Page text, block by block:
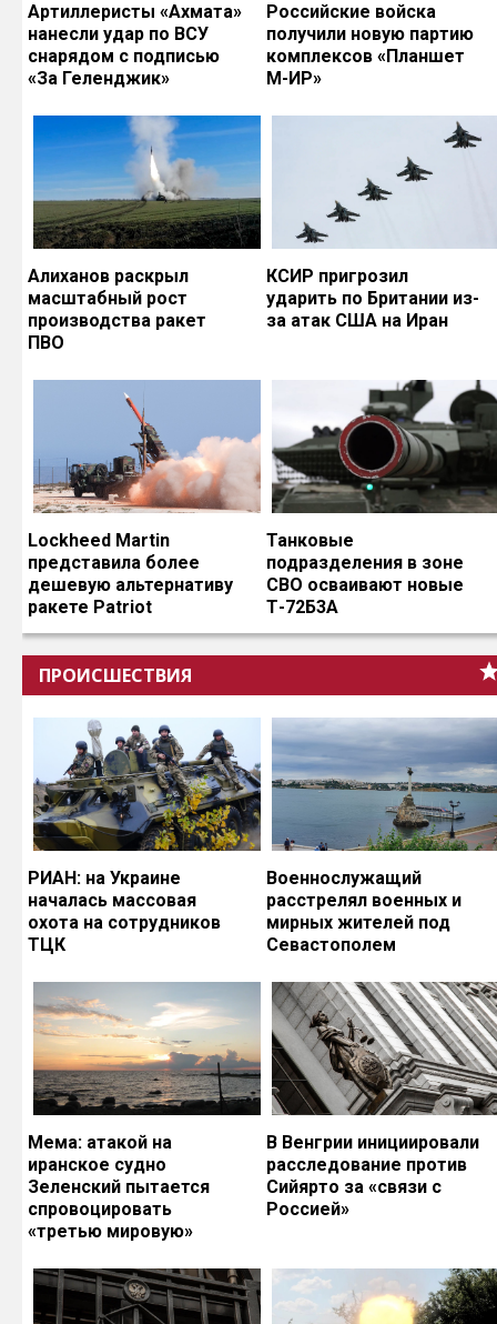
Артиллеристы «Ахмата»
нанесли удар по ВСУ
снарядом с подписью
«За Геленджик»
Российские войска
получили новую партию
комплексов «Планшет
М-ИР»
Алиханов раскрыл
масштабный рост
производства ракет
ПВО
КСИР пригрозил
ударить по Британии из-
за атак США на Иран
Lockheed Martin
представила более
дешевую альтернативу
ракете Patriot
Танковые
подразделения в зоне
СВО осваивают новые
Т-72Б3А
ПРОИСШЕСТВИЯ
РИАН: на Украине
началась массовая
охота на сотрудников
ТЦК
Военнослужащий
расстрелял военных и
мирных жителей под
Севастополем
Мема: атакой на
иранское судно
Зеленский пытается
спровоцировать
«третью мировую»
В Венгрии инициировали
расследование против
Сийярто за «связи с
Россией»